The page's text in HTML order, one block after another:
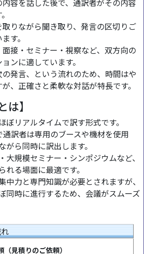
容を話した後で、通訳者がその内容
りながら聞き取り、発言の区切りご
す。
接・セミナー・視察など、双方向の
ンに適しています。
発言、という流れのため、時間はや
、正確さと柔軟な対話が特長です。
は】
ぼリアルタイムで訳す形式です。
訳者は専用のブースや機材を使用
がら同時に訳出します。
大規模セミナー・シンポジウムなど、
れる場面に最適です。
中力と専門知識が必要とされますが、
同時に進行するため、会議がスムーズ
（見積りのご依頼）